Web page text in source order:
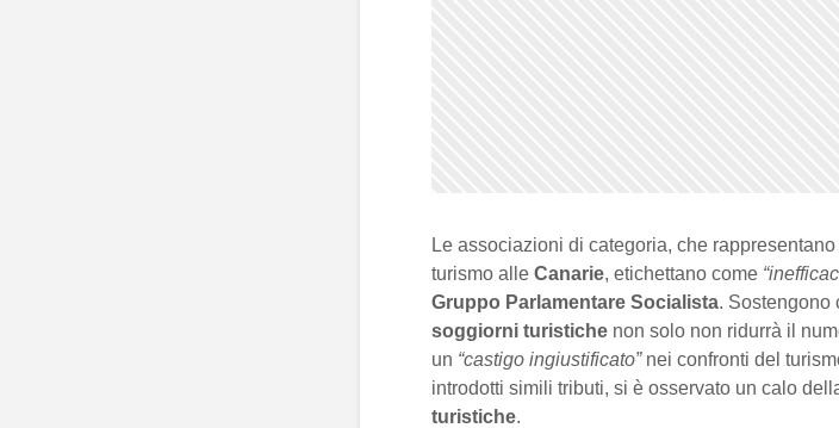
Le associazioni di categoria, che
turismo alle Canarie, etichettano come
Gruppo Parlamentare Socialista. Sostengono
soggiorni turistiche non solo non ridurrà il
un “castigo ingiustificato”nei confronti del
introdotti simili tributi, si è osservato un calo
turistiche.